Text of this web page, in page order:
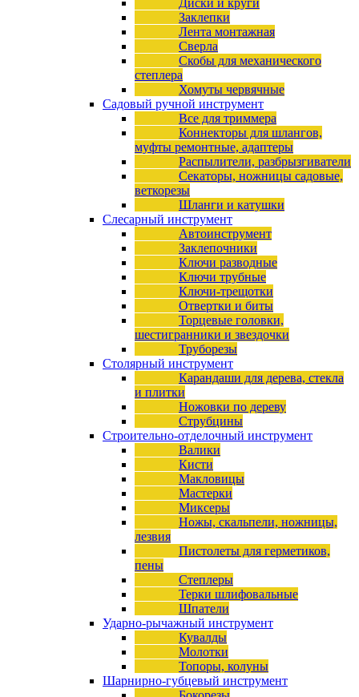
Диски и круги
Заклепки
Лента монтажная
Сверла
Скобы для механического
степлера
Хомуты червячные
Садовый ручной инструмент
Все для триммера
Коннекторы для шлангов,
муфты ремонтные, адаптеры
Распылители, разбрызгиватели
Секаторы, ножницы садовые,
веткорезы
Шланги и катушки
Слесарный инструмент
Автоинструмент
Заклепочники
Ключи разводные
Ключи трубные
Ключи-трещотки
Отвертки и биты
Торцевые головки,
шестигранники и звездочки
Труборезы
Столярный инструмент
Карандаши для дерева, стекла
и плитки
Ножовки по дереву
Струбцины
Строительно-отделочный инструмент
Валики
Кисти
Макловицы
Мастерки
Миксеры
Ножы, скальпели, ножницы,
лезвия
Пистолеты для герметиков,
пены
Степлеры
Терки шлифовальные
Шпатели
Ударно-рычажный инструмент
Кувалды
Молотки
Топоры, колуны
Шарнирно-губцевый инструмент